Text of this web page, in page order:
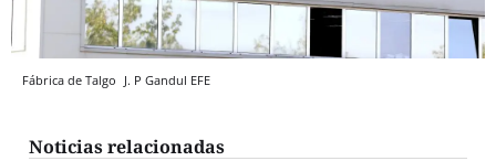
Fábrica de Talgo J. P Gandul EFE
Noticias relacionadas